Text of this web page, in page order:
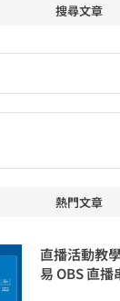
搜尋文章
熱門文章
直播活動教
易 OBS 直播